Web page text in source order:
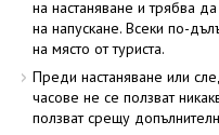
на настаняване и трябва
на напускане. Всеки по-
на място от туриста.
Преди настаняване или
часове не се ползват
ползват срещу